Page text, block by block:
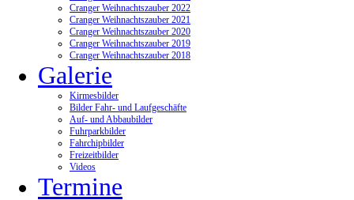
Cranger Weihnachtszauber 2022
Cranger Weihnachtszauber 2021
Cranger Weihnachtszauber 2020
Cranger Weihnachtszauber 2019
Cranger Weihnachtszauber 2018
Galerie
Kirmesbilder
Bilder Fahr- und Laufgeschäfte
Auf- und Abbaubilder
Fuhrparkbilder
Fahrchipbilder
Freizeitbilder
Videos
Termine